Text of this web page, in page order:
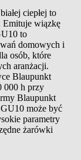
ciepłej to
Emituje wiązkę
to
domowych i
osób, które
aranżacji.
Blaupunkt
000 h przy
Blaupunkt
może być
parametry
żarówki